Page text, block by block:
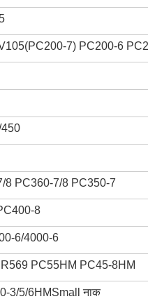
7) PC200-6
8 PC360-7/8 PC350-7
8
6/4000-6
PC55HM PC45-8HM
3/5/6HMSmall नाक